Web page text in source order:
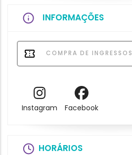
INFORMAÇÕES
COMPRA DE INGRESSOS
Instagram Facebook
HORÁRIOS